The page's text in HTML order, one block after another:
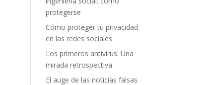
protegerse
Cómo proteger tu privacidad
en las redes sociales
Los primeros antivirus: Una
mirada retrospectiva
El auge de las noticias falsas